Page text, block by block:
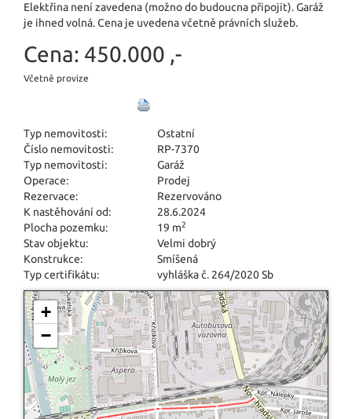
Elektřina není zavedena (možno do budoucna připojit). Garáž
je ihned volná. Cena je uvedena včetně právních služeb.
Cena: 450.000 ,-
Včetně provize
Typ nemovitosti:
Ostatní
Číslo nemovitosti:
RP-7370
Typ nemovitosti:
Garáž
Operace:
Prodej
Rezervace:
Rezervováno
K nastěhování od:
28.6.2024
Plocha pozemku:
19 m2
Stav objektu:
Velmi dobrý
Konstrukce:
Smíšená
Typ certifikátu:
vyhláška č. 264/2020 Sb
+
−